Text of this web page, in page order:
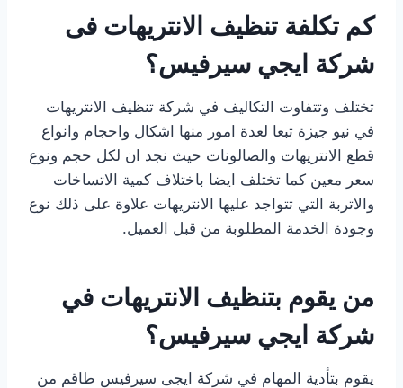
كم تكلفة تنظيف الانتريهات فى
شركة ايجي سيرفيس؟
تختلف وتتفاوت التكاليف في شركة تنظيف الانتريهات
في نيو جيزة تبعا لعدة امور منها اشكال واحجام وانواع
قطع الانتريهات والصالونات حيث نجد ان لكل حجم ونوع
سعر معين كما تختلف ايضا باختلاف كمية الاتساخات
والاتربة التي تتواجد عليها الانتريهات علاوة على ذلك نوع
وجودة الخدمة المطلوبة من قبل العميل.
من يقوم بتنظيف الانتريهات في
شركة ايجي سيرفيس؟
يقوم بتأدية المهام في شركة ايجى سيرفيس طاقم من